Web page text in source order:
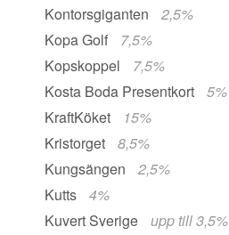
Kontorsgiganten
2,5%
Kopa Golf
7,5%
Kopskoppel
7,5%
Kosta Boda Presentkort
5%
KraftKöket
15%
Kristorget
8,5%
Kungsängen
2,5%
Kutts
4%
Kuvert Sverige
upp till 3,5%